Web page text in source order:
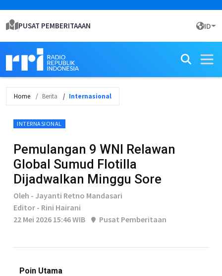
PUSAT PEMBERITAAAN ID
Home Berita Internasional
INTERNASIONAL
Pemulangan 9 WNI Relawan
Global Sumud Flotilla
Dijadwalkan Minggu Sore
Oleh - Jayanti Retno Mandasari
Editor - Rini Hairani
22 Mei 2026 15:46 WIB
Pusat Pemberitaan
Poin Utama